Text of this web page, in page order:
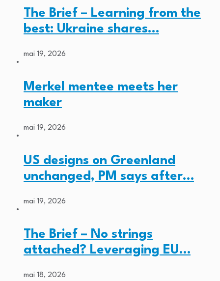
The Brief – Learning from the
best: Ukraine shares…
mai 19, 2026
Merkel mentee meets her
maker
mai 19, 2026
US designs on Greenland
unchanged, PM says after…
mai 19, 2026
The Brief – No strings
attached? Leveraging EU…
mai 18, 2026